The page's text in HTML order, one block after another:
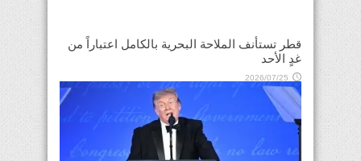
قطر تستأنف الملاحة البحرية بالكامل اعتباراً من
غدٍ الأحد
2026/07/25